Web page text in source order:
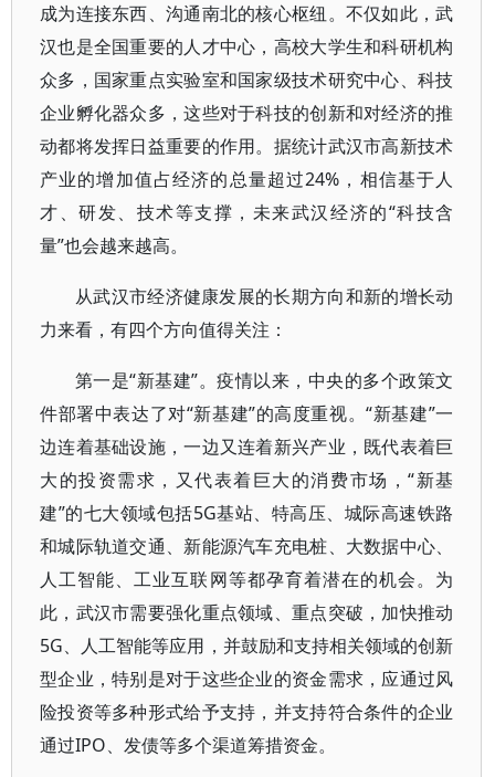
成为连接东西、沟通南北的核心枢纽。不仅如此，武
汉也是全国重要的人才中心，高校大学生和科研机构
众多，国家重点实验室和国家级技术研究中心、科技
企业孵化器众多，这些对于科技的创新和对经济的推
动都将发挥日益重要的作用。据统计武汉市高新技术
产业的增加值占经济的总量超过24%，相信基于人
才、研发、技术等支撑，未来武汉经济的“科技含
量”也会越来越高。
从武汉市经济健康发展的长期方向和新的增长动
力来看，有四个方向值得关注：
第一是“新基建”。疫情以来，中央的多个政策文
件部署中表达了对“新基建”的高度重视。“新基建”一
边连着基础设施，一边又连着新兴产业，既代表着巨
大的投资需求，又代表着巨大的消费市场，“新基
建”的七大领域包括5G基站、特高压、城际高速铁路
和城际轨道交通、新能源汽车充电桩、大数据中心、
人工智能、工业互联网等都孕育着潜在的机会。为
此，武汉市需要强化重点领域、重点突破，加快推动
5G、人工智能等应用，并鼓励和支持相关领域的创新
型企业，特别是对于这些企业的资金需求，应通过风
险投资等多种形式给予支持，并支持符合条件的企业
通过IPO、发债等多个渠道筹措资金。